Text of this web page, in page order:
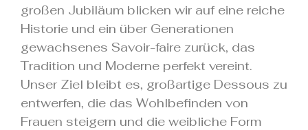
großen Jubiläum blicken wir auf eine reiche
Historie und ein über Generationen
gewachsenes Savoir-faire zurück, das
Tradition und Moderne perfekt vereint.
Unser Ziel bleibt es, großartige Dessous zu
entwerfen, die das Wohlbefinden von
Frauen steigern und die weibliche Form